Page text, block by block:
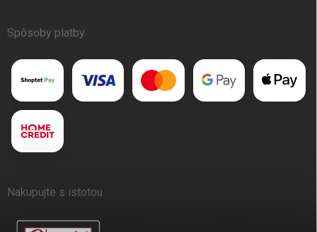
Spôsoby platby
Nakupujte s istotou